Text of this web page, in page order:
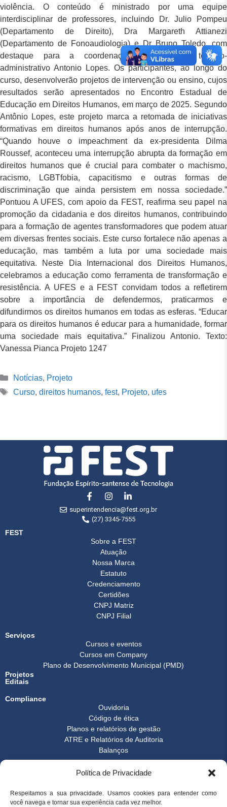
Política de Privacidade
Respeitamos a sua privacidade. Usamos cookies para entender como
você navega e tornar sua experiência cada vez melhor.
violência. O conteúdo é ministrado por uma equipe
interdisciplinar de professores, incluindo Dr. Julio Pompeu
(Departamento de Direito), Dra Margareth Attianezi
(Departamento de Fonoaudiologia) e Dr Bruno Toledo, com
destaque para a coordenação do servidor técnico-
administrativo Antonio Lopes. Os participantes, ao longo do
curso, desenvolverão projetos de intervenção ou ensino, cujos
resultados serão apresentados no Encontro Estadual de
Educação em Direitos Humanos, em março de 2025. Segundo
Antônio Lopes, este projeto marca a retomada de iniciativas
formativas em direitos humanos após anos de interrupção.
“Quando houve o impeachment da ex-presidenta Dilma
Roussef, aconteceu uma interrupção abrupta da formação em
direitos humanos que é crucial para combater o machismo,
racismo, LGBTfobia, capacitismo e outras formas de
discriminação que ainda persistem em nossa sociedade.”
Pontuou A UFES, com apoio da FEST, reafirma seu papel na
promoção da cidadania e dos direitos humanos, contribuindo
para a formação de agentes transformadores que podem atuar
em diversas frentes sociais. Este curso fortalece não apenas a
educação, mas também a luta por uma sociedade mais
equitativa. Neste Dia Internacional dos Direitos Humanos,
celebramos a educação como ferramenta de transformação e
resistência. A UFES e a FEST convidam todos a refletirem
sobre a importância de defendermos, praticarmos e
difundirmos os direitos humanos em todas as esferas. “Educar
para os direitos humanos é educar para a humanidade, formar
uma sociedade mais equitativa.” Finalizou Antonio. Texto:
Vanessa Pianca Projeto 1247
Notícias, Projeto
Curso, direitos humanos, fest, Projeto, ufes
superintendencia@fest.org.br
(27) 3345-7555
FEST
Sobre a FEST
Atuação
Nossa Marca
Estatuto
Credenciamento
Certidões
CNPJ Matriz
CNPJ Filial
Serviços
Cursos e eventos
Cursos em Company
Plano de Desenvolvimento Municipal (PMD)
Projetos
Editais
Compliance
Ouvidoria
Código de ética
Planos e relatórios de gestão
ATRE e Relatórios de Auditoria
Balanços
Boletim FEST
Notícias Gerais